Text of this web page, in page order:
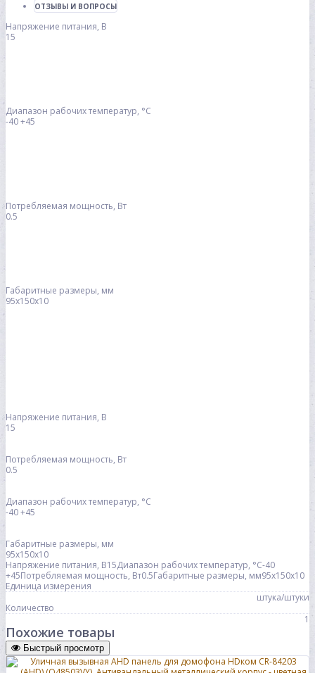
ОТЗЫВЫ И ВОПРОСЫ
Напряжение питания, В
15
Диапазон рабочих температур, °С
-40 +45
Потребляемая мощность, Вт
0.5
Габаритные размеры, мм
95х150х10
Напряжение питания, В
15
Потребляемая мощность, Вт
0.5
Диапазон рабочих температур, °С
-40 +45
Габаритные размеры, мм
95х150х10
Напряжение питания, В15Диапазон рабочих температур, °С-40
+45Потребляемая мощность, Вт0.5Габаритные размеры, мм95х150х10
Единица измерения
штука/штуки
Количество
1
Похожие товары
Быстрый просмотр